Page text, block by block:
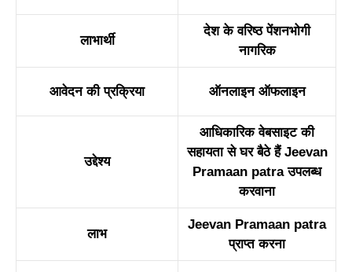
लाभार्थी
देश के वरिष्ठपेंशनभोगी
नागरिक
आवेदन की प्रक्रिया ऑनलाइन ऑफलाइन
उद्देश्य
आधिकारिक वेबसाइट की
सहायता से घर बैठे हैं Jeevan
Pramaan patra उपलब्ध
करवाना
लाभ
Jeevan Pramaan patra
प्राप्त करना